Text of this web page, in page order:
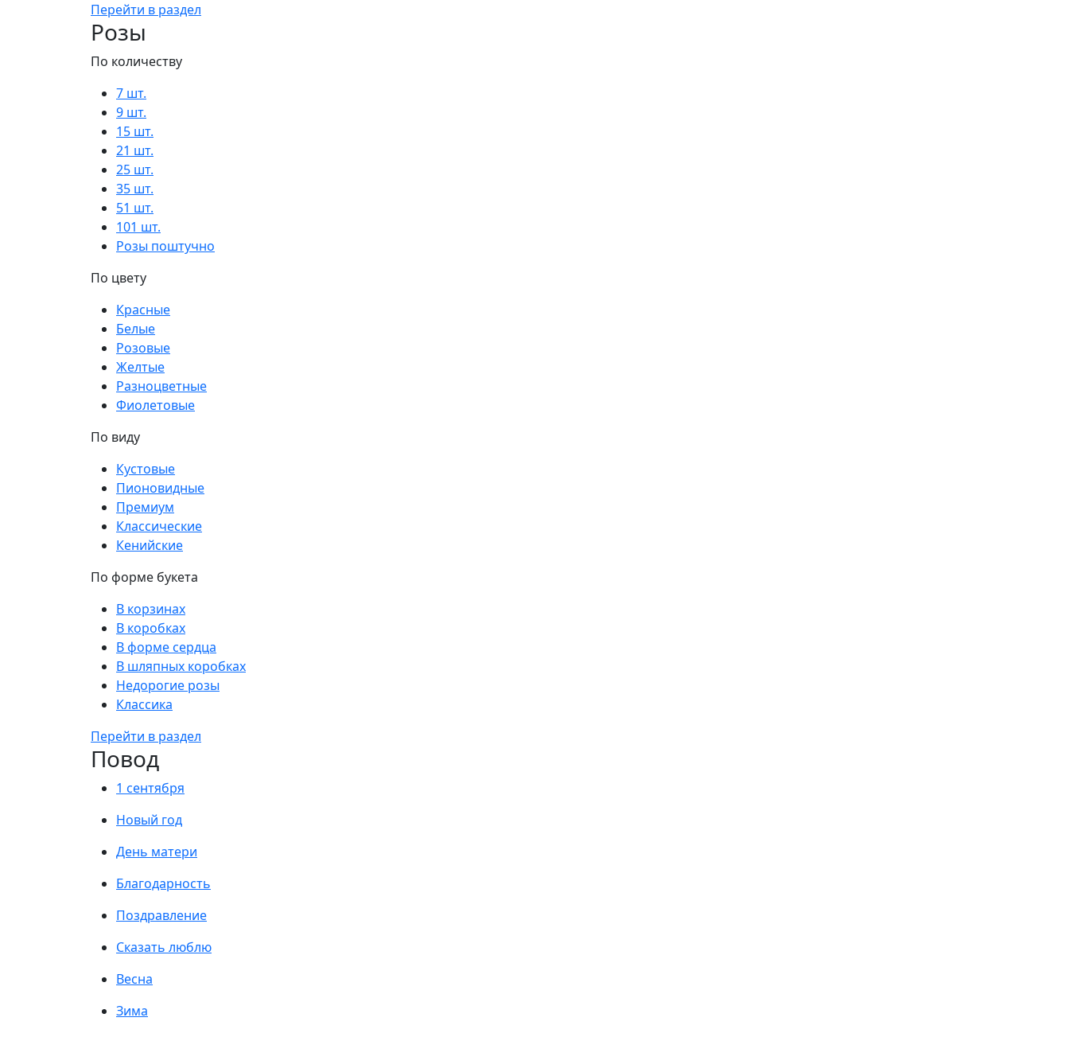
Перейти в раздел
Розы
По количеству
7 шт.
9 шт.
15 шт.
21 шт.
25 шт.
35 шт.
51 шт.
101 шт.
Розы поштучно
По цвету
Красные
Белые
Розовые
Желтые
Разноцветные
Фиолетовые
По виду
Кустовые
Пионовидные
Премиум
Классические
Кенийские
По форме букета
В корзинах
В коробках
В форме сердца
В шляпных коробках
Недорогие розы
Классика
Перейти в раздел
Повод
1 сентября
Новый год
День матери
Благодарность
Поздравление
Сказать люблю
Весна
Зима